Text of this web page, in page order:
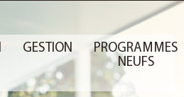
GESTION
PROGRAMMES
NEUFS